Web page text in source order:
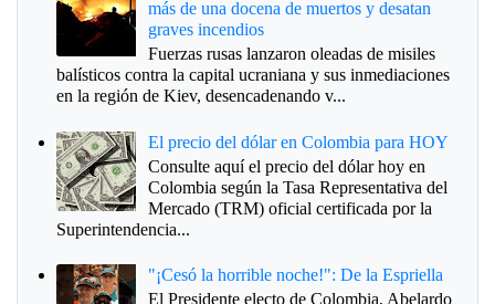
más de una docena de muertos y desatan
graves incendios
Fuerzas rusas lanzaron oleadas de misiles
balísticos contra la capital ucraniana y sus inmediaciones
en la región de Kiev, desencadenando v...
El precio del dólar en Colombia para HOY
Consulte aquí el precio del dólar hoy en
Colombia según la Tasa Representativa del
Mercado (TRM) oficial certificada por la
Superintendencia...
"¡Cesó la horrible noche!": De la Espriella
El Presidente electo de Colombia, Abelardo